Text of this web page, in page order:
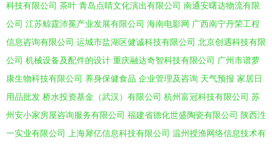
科技有限公司 茶叶 青岛点睛文化演出有限公司 南通安曙达物流有限
公司 江苏鲸霆沛冕产业发展有限公司 海南电影网 广西南宁丹荣工程
信息咨询有限公司 运城市盐湖区健诚科技有限公司 北京创遇科技有限
公司 机械设备及配件的设计 重庆融达奇智科技有限公司 广州市谱萝
康生物科技有限公司 养身保健食品 企业管理及咨询 天气预报 家居日
用品批发 桥水投资基金（武汉）有限公司 杭州富冠科技有限公司 苏
州安小家房屋咨询服务有限公司 福建省德化世盛陶瓷有限公司 陕西泩
一实业有限公司
上海犀亿信息科技有限公司 温州授渔网络信息技术有